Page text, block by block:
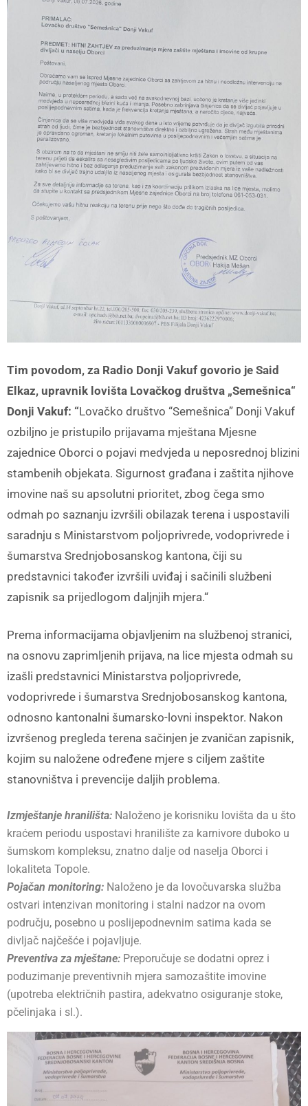
Tim povodom, za Radio Donji Vakuf govorio je Said
Elkaz, upravnik lovišta Lovačkog društva „Semešnica“
Donji Vakuf: “Lovačko društvo “Semešnica” Donji Vakuf
ozbiljno je pristupilo prijavama mještana Mjesne
zajednice Oborci o pojavi medvjeda u neposrednoj blizini
stambenih objekata. Sigurnost građana i zaštita njihove
imovine naš su apsolutni prioritet, zbog čega smo
odmah po saznanju izvršili obilazak terena i uspostavili
saradnju s Ministarstvom poljoprivrede, vodoprivrede i
šumarstva Srednjobosanskog kantona, čiji su
predstavnici također izvršili uviđaj i sačinili službeni
zapisnik sa prijedlogom daljnjih mjera.“
Prema informacijama objavljenim na službenoj stranici,
na osnovu zaprimljenih prijava, na lice mjesta odmah su
izašli predstavnici Ministarstva poljoprivrede,
vodoprivrede i šumarstva Srednjobosanskog kantona,
odnosno kantonalni šumarsko-lovni inspektor. Nakon
izvršenog pregleda terena sačinjen je zvaničan zapisnik,
kojim su naložene određene mjere s ciljem zaštite
stanovništva i prevencije daljih problema.
​Izmještanje hranilišta: Naloženo je korisniku lovišta da u što
kraćem periodu uspostavi hranilište za karnivore duboko u
šumskom kompleksu, znatno dalje od naselja Oborci i
lokaliteta Topole.
​Pojačan monitoring: Naloženo je da lovočuvarska služba
ostvari intenzivan monitoring i stalni nadzor na ovom
području, posebno u poslijepodnevnim satima kada se
divljač najčešće i pojavljuje.
​Preventiva za mještane: Preporučuje se dodatni oprez i
poduzimanje preventivnih mjera samozaštite imovine
(upotreba električnih pastira, adekvatno osiguranje stoke,
pčelinjaka i sl.).